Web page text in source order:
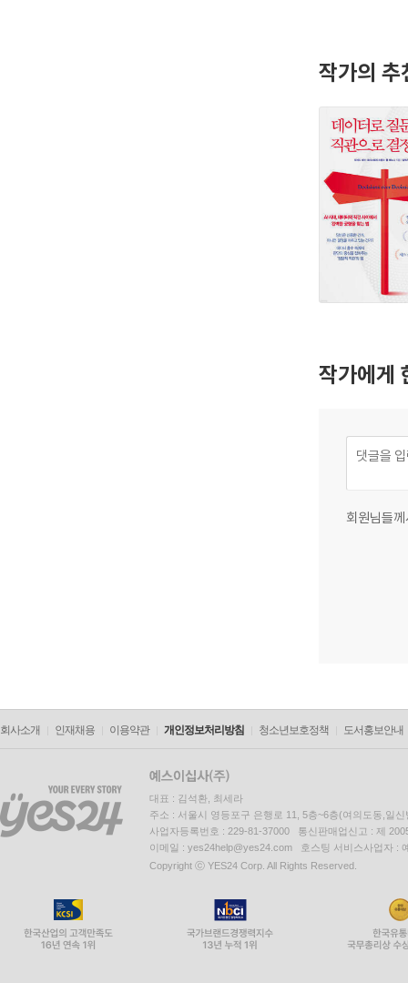
작가의 추
작가에게
회원님들
회사소개 인재채용 이용약관 개인정보처리방침 청소년보호정책 도서홍보안내
대표 : 김석환, 최세라
주소 : 서울시 영등포구 은행로 11, 5층~6층(여의도동,일신
사업자등록번호 : 229-81-37000 통신판매업신고 : 제
이메일 : yes24help@yes24.com 호스팅 서비스사업자 :
Copyright ⓒ YES24 Corp. All Rights Reserved.